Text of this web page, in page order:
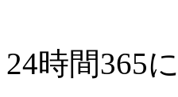
24時間365